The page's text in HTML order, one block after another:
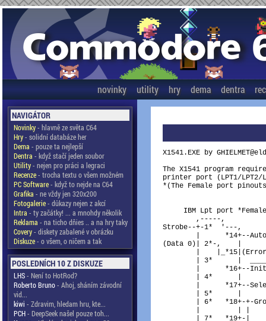
novinky utility hry dema dentra
NAVIGÁTOR
Novinky- hlavně ze světa C64
Hry- solidní databáze her
Dema - pouze ta nejlepší
Dentra - když stačí jeden soubor
Utility- nejen pro práci a legraci
Recenze- trocha textu o všem možném
PC Software- když to nejde na C64
Grafika - ne vždy jen 320x200
Fotogalerie- důkazy nejen z akcí
Intra - ty začátky! ... a mnohdy několik
Reklama - na ticho dňies .. a na hry taky
Covery- diskety zabalené v obrázku
Diskuze- o všem, o ničem a tak
POSLEDNÍCH 10 Z DISKUZE
LHS- Není to HotRod?
Roberto Bruno- Ahoj, sháním závodní
vid...
kiwi - Zdravim, hledam hru, kte...
PCH- DeepSeek našel pouze toh...
X1541.EXE by
The X1541 program
printer port (LPT1/LPT2/
*(The Female port
IBM Lpt port
,-----,
Strobe--+-1*  '---,
|      *14+--
(Data 0)| 2*-,    |
|
| 3*      |
|      *16+--
| 4*      |
|      *17+--
| 5*      |
| 6*   *18+-+-
| 7*   *19+-|